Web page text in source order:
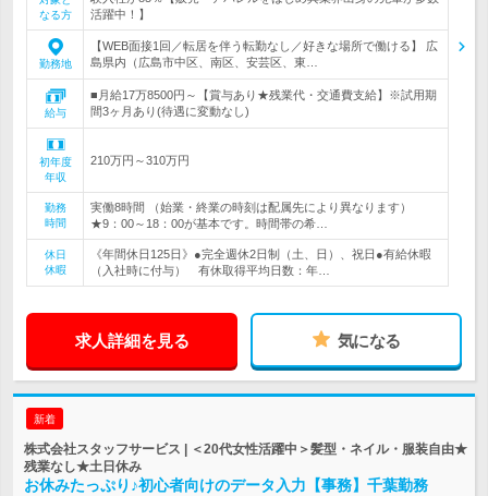
なる方
活躍中！】
勤務地
【WEB面接1回／転居を伴う転勤なし／好きな場所で働ける】 広
島県内（広島市中区、南区、安芸区、東…
給与
■月給17万8500円～【賞与あり★残業代・交通費支給】※試用期
間3ヶ月あり(待遇に変動なし)
初年度
年収
210万円～310万円
勤務
時間
実働8時間 （始業・終業の時刻は配属先により異なります）
★9：00～18：00が基本です。時間帯の希…
休日
休暇
《年間休日125日》●完全週休2日制（土、日）、祝日●有給休暇
（入社時に付与） 有休取得平均日数：年…
求人詳細を見る 気になる
新着
株式会社スタッフサービス | ＜20代女性活躍中＞髪型・ネイル・服装自由★
残業なし★土日休み
お休みたっぷり♪初心者向けのデータ入力【事務】千葉勤務